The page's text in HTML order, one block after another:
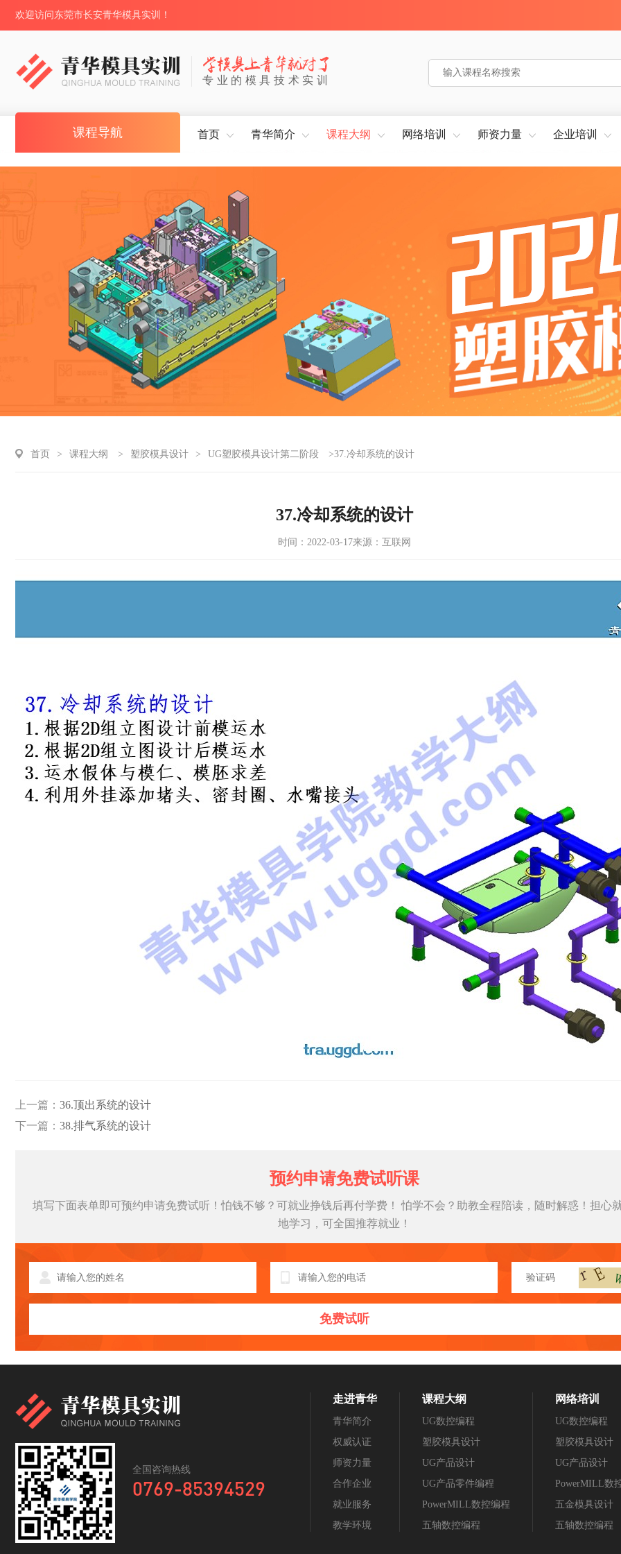
欢迎访问东莞市长安青华模具实训！
专业的模具技术实训
课程导航 首页 青华简介 课程大纲 网络培训 师资力量 企业培训
首页 > 课程大纲 > 塑胶模具设计 > UG塑胶模具设计第二阶段 >37.冷却系统的设计
37.冷却系统的设计
时间：2022-03-17来源：互联网
上一篇： 36.顶出系统的设计
下一篇： 38.排气系统的设计
预约申请免费试听课
填写下面表单即可预约申请免费试听！怕钱不够？可就业挣钱后再付学费！ 怕学不会？助教全程陪读，随时解惑！担心
地学习，可全国推荐就业！
免费试听
全国咨询热线
0769-85394529
走进青华
青华简介
权威认证
师资力量
合作企业
就业服务
教学环境
课程大纲
UG数控编程
塑胶模具设计
UG产品设计
UG产品零件编程
PowerMILL数控编程
五轴数控编程
网络培训
UG数控编程
塑胶模具设计
UG产品设计
PowerMILL数
五金模具设计
五轴数控编程